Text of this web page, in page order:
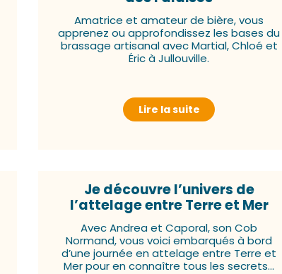
Amatrice et amateur de bière, vous
apprenez ou approfondissez les bases du
brassage artisanal avec Martial, Chloé et
Éric à Jullouville.
Lire la suite
Je découvre l’univers de
l’attelage entre Terre et Mer
Avec Andrea et Caporal, son Cob
Normand, vous voici embarqués à bord
d’une journée en attelage entre Terre et
Mer pour en connaître tous les secrets…